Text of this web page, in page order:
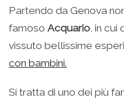
Partendo da Genova
famoso Acquario, in cui
vissuto bellissime
con bambini.
Si tratta di uno dei più